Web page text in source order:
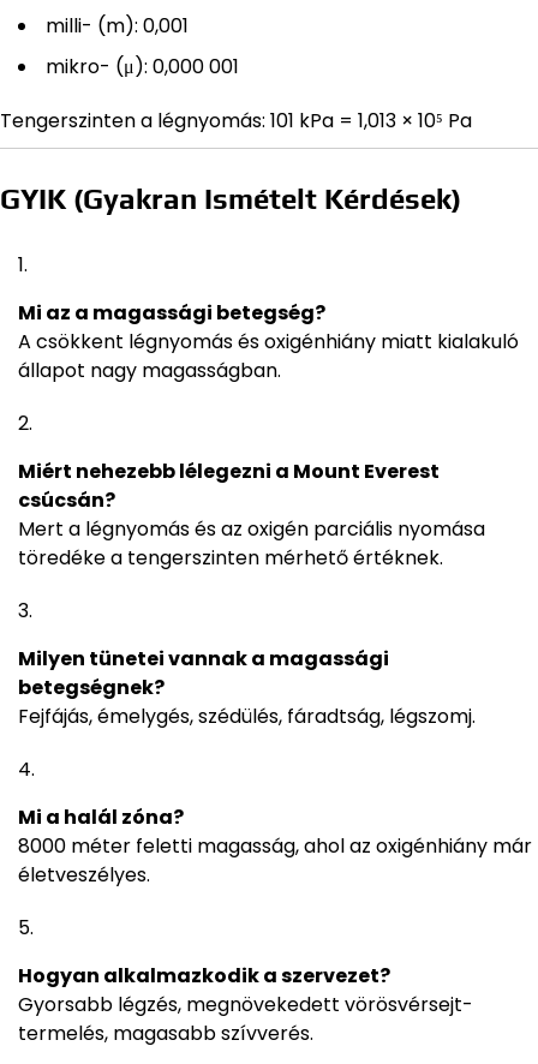
milli- (m): 0,001
mikro- (μ): 0,000 001
Tengerszinten a légnyomás: 101 kPa = 1,013 × 10⁵ Pa
GYIK (Gyakran Ismételt Kérdések)
Mi az a magassági betegség?
A csökkent légnyomás és oxigénhiány miatt kialakuló
állapot nagy magasságban.
Miért nehezebb lélegezni a Mount Everest
csúcsán?
Mert a légnyomás és az oxigén parciális nyomása
töredéke a tengerszinten mérhető értéknek.
Milyen tünetei vannak a magassági
betegségnek?
Fejfájás, émelygés, szédülés, fáradtság, légszomj.
Mi a halál zóna?
8000 méter feletti magasság, ahol az oxigénhiány már
életveszélyes.
Hogyan alkalmazkodik a szervezet?
Gyorsabb légzés, megnövekedett vörösvérsejt-
termelés, magasabb szívverés.